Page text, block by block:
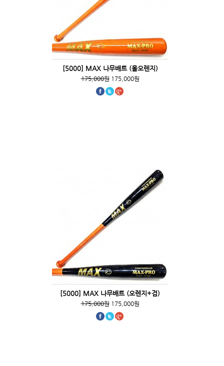
[5000] MAX 나무배트 (올오렌지)
175,000원175,000원
[5000] MAX 나무배트 (오렌지+검)
175,000원175,000원